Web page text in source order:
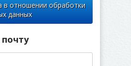
в отношении обработки
данных